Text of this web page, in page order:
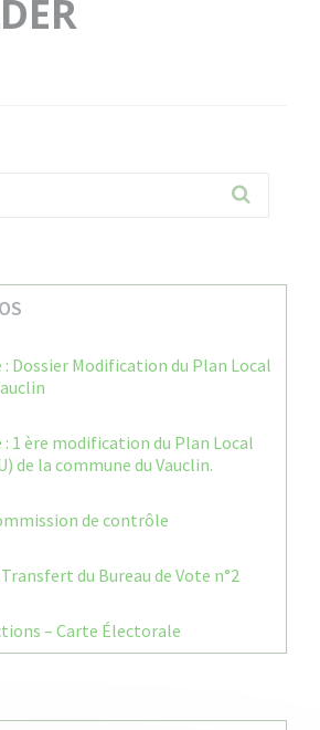
Dossier Modification du Plan Local
1 ère modification du Plan Local
de la commune du Vauclin.
de contrôle
du Bureau de Vote n°2
– Carte Électorale